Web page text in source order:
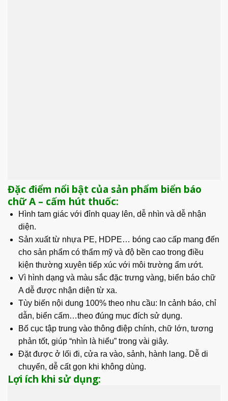
Đặc điểm nổi bật của sản phẩm biển báo
chữ A – cấm hút thuốc:
Hình tam giác với đỉnh quay lên, dễ nhìn và dễ nhận
diện.
Sản xuất từ nhựa PE, HDPE… bóng cao cấp mang đến
cho sản phẩm có thẩm mỹ và độ bền cao trong điều
kiện thường xuyên tiếp xúc với môi trường ẩm ướt.
Vì hình dạng và màu sắc đặc trưng vàng, biển báo chữ
A dễ được nhận diện từ xa.
Tùy biến nội dung 100% theo nhu cầu: In cảnh báo, chỉ
dẫn, biển cấm…theo đúng mục đích sử dụng.
Bố cục tập trung vào thông điệp chính, chữ lớn, tương
phản tốt, giúp “nhìn là hiểu” trong vài giây.
Đặt được ở lối đi, cửa ra vào, sảnh, hành lang. Dễ di
chuyển, dễ cất gọn khi không dùng.
Lợi ích khi sử dụng: